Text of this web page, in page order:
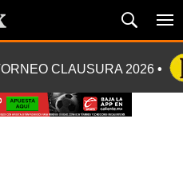
CLAUSURA 2026